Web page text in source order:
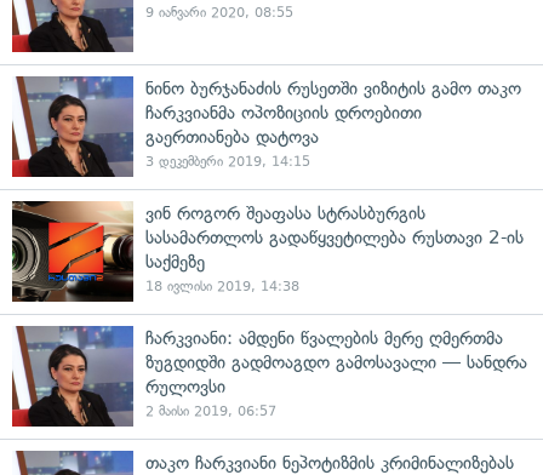
9 იანვარი 2020, 08:55
ნინო ბურჯანაძის რუსეთში ვიზიტის გამო თაკო
ჩარკვიანმა ოპოზიციის დროებითი
გაერთიანება დატოვა
3 დეკემბერი 2019, 14:15
ვინ როგორ შეაფასა სტრასბურგის
სასამართლოს გადაწყვეტილება რუსთავი 2-ის
საქმეზე
18 ივლისი 2019, 14:38
ჩარკვიანი: ამდენი წვალების მერე ღმერთმა
ზუგდიდში გადმოაგდო გამოსავალი — სანდრა
რულოვსი
2 მაისი 2019, 06:57
თაკო ჩარკვიანი ნეპოტიზმის კრიმინალიზებას